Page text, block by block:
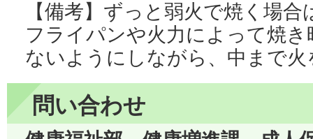
【備考】ずっと弱火で焼く場
フライパンや火力によって焼
ないようにしながら、中まで
問い合わせ